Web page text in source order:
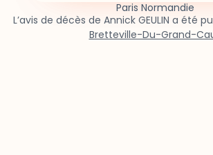
Paris Normandie
L’avis de décès de Annick GEULIN a été
Bretteville-Du-Grand-